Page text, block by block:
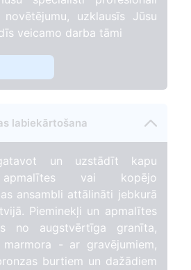
uzklausīs Jūsu
veicamo darba tāmi
labiekārtošana
un uzstādīt kapu
apmalītes vai kopējo
ansambli attālināti jebkurā
Pieminekļi un apmalītes
no augstvērtīga granīta,
marmora - ar gravējumiem,
burtiem un dažādiem